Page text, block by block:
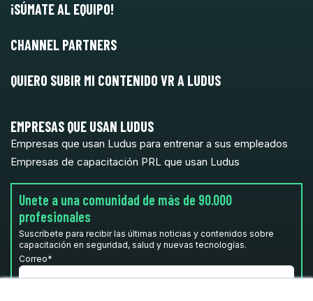
¡SÚMATE AL EQUIPO!
CHANNEL PARTNERS
QUIERO SUBIR MI CONTENIDO VR A LUDUS
EMPRESAS QUE USAN LUDUS
Empresas que usan Ludus para entrenar a sus empleados
Empresas de capacitación PRL que usan Ludus
Unete a una comunidad de más de 90.000
profesionales
Suscríbete para recibir las últimas noticias y contenidos sobre
capacitación en seguridad, salud y nuevas tecnologías.
Correo*